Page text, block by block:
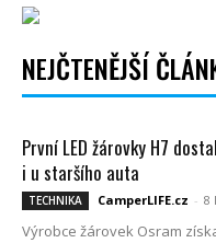
NEJČTENĚJŠÍ
První LED žárovky H7
i u staršího auta
TECHNIKA CamperLIFE.cz - 8
Výrobce žárovek Osram